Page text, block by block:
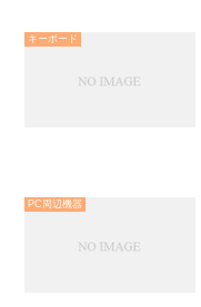
キーボード
PC周辺機器